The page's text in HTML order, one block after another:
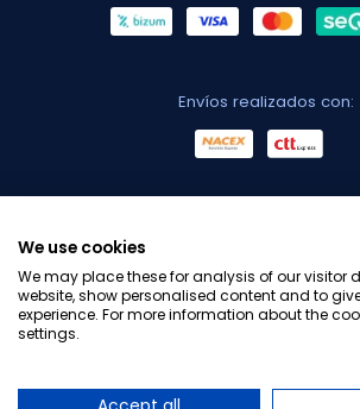
Envíos realizados con:
We use cookies
We may place these for analysis of our visitor
website, show personalised content and to
experience. For more information about the
settings.